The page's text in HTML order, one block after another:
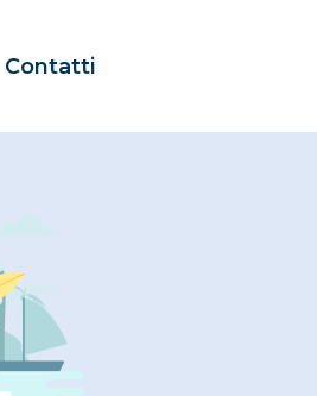
Contatti